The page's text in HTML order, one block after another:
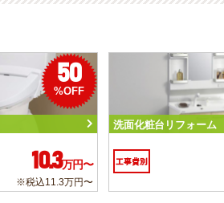
50
%OFF
10.3万円〜
※税込11.3万円〜
洗面化粧台リフォーム
工事費別